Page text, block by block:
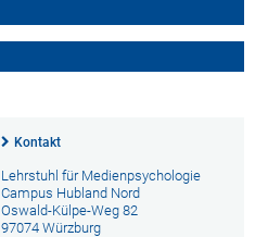
Kontakt
Lehrstuhl für Medienpsychologie
Campus Hubland Nord
Oswald-Külpe-Weg 82
97074 Würzburg